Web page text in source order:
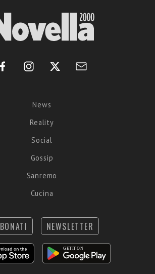
News
Reality
Social
Gossip
Sanremo
Cucina
NEWSLETTER